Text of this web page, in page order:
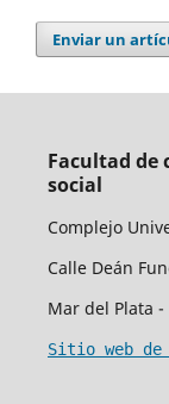
Enviar un
Facultad de
social
Complejo
Calle Deán
Mar del Plata
Sitio web